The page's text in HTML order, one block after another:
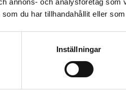
du har tillhandahållit eller
Inställningar
SMART HIRES.
med verksamheter som vill
Vi återkommer så snabbt vi